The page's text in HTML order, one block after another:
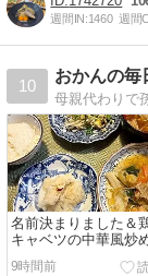
週間IN:1460 週間
10
おかんの毎
名前決まりました＆
キャベツの中華風炒
9時間前